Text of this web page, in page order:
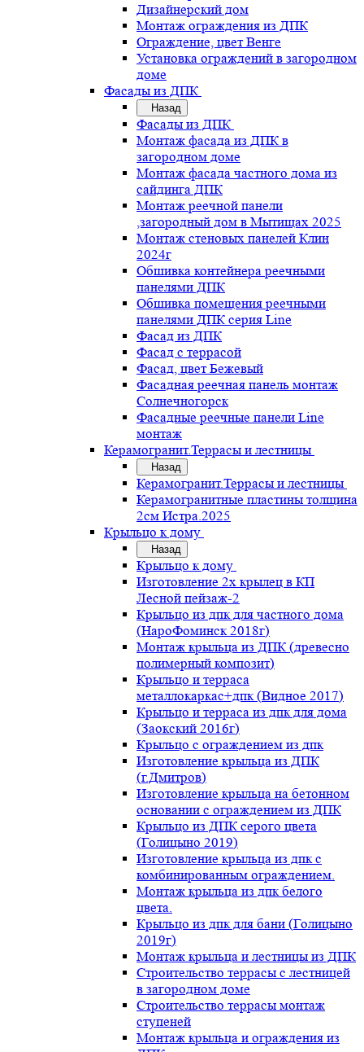
Дизайнерский дом
Монтаж ограждения из ДПК
Ограждение, цвет Венге
Установка ограждений в загородном
доме
Фасады из ДПК
Назад
Фасады из ДПК
Монтаж фасада из ДПК в
загородном доме
Монтаж фасада частного дома из
сайдинга ДПК
Монтаж реечной панели
,загородный дом в Мытищах 2025
Монтаж стеновых панелей Клин
2024г
Обшивка контейнера реечными
панелями ДПК
Обшивка помещения реечными
панелями ДПК серия Line
Фасад из ДПК
Фасад с террасой
Фасад, цвет Бежевый
Фасадная реечная панель монтаж
Солнечногорск
Фасадные реечные панели Line
монтаж
Керамогранит.Террасы и лестницы
Назад
Керамогранит.Террасы и лестницы
Керамогранитные пластины толщина
2см Истра.2025
Крыльцо к дому
Назад
Крыльцо к дому
Изготовление 2х крылец в КП
Лесной пейзаж-2
Крыльцо из дпк для частного дома
(НароФоминск 2018г)
Монтаж крыльца из ДПК (древесно
полимерный композит)
Крыльцо и терраса
металлокаркас+дпк (Видное 2017)
Крыльцо и терраса из дпк для дома
(Заокский 2016г)
Крыльцо с ограждением из дпк
Изготовление крыльца из ДПК
(г.Дмитров)
Изготовление крыльца на бетонном
основании с ограждением из ДПК
Крыльцо из ДПК серого цвета
(Голицыно 2019)
Изготовление крыльца из дпк с
комбинированным ограждением.
Монтаж крыльца из дпк белого
цвета.
Крыльцо из дпк для бани (Голицыно
2019г)
Монтаж крыльца и лестницы из ДПК
Строительство террасы с лестницей
в загородном доме
Строительство террасы монтаж
ступеней
Монтаж крыльца и ограждения из